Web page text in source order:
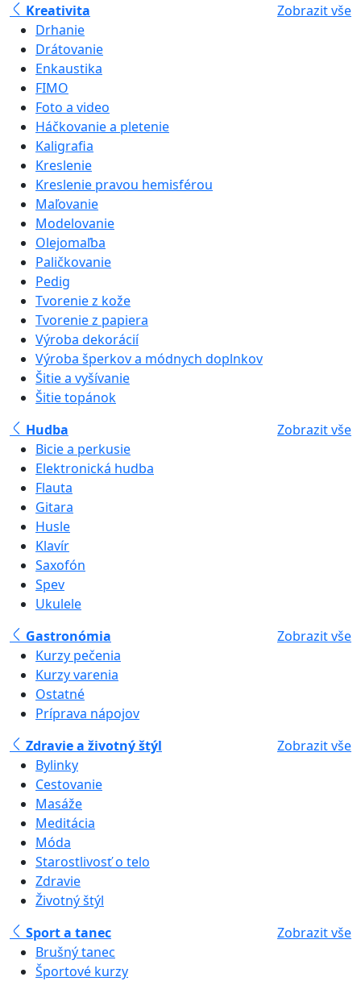
Kreativita
Zobrazit vše
Drhanie
Drátovanie
Enkaustika
FIMO
Foto a video
Háčkovanie a pletenie
Kaligrafia
Kreslenie
Kreslenie pravou hemisférou
Maľovanie
Modelovanie
Olejomaľba
Paličkovanie
Pedig
Tvorenie z kože
Tvorenie z papiera
Výroba dekorácií
Výroba šperkov a módnych doplnkov
Šitie a vyšívanie
Šitie topánok
Hudba
Zobrazit vše
Bicie a perkusie
Elektronická hudba
Flauta
Gitara
Husle
Klavír
Saxofón
Spev
Ukulele
Gastronómia
Zobrazit vše
Kurzy pečenia
Kurzy varenia
Ostatné
Príprava nápojov
Zdravie a životný štýl
Zobrazit vše
Bylinky
Cestovanie
Masáže
Meditácia
Móda
Starostlivosť o telo
Zdravie
Životný štýl
Sport a tanec
Zobrazit vše
Brušný tanec
Športové kurzy